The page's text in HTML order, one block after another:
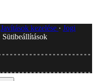
Javítások kezelése
Jogi
Sütibeállítások